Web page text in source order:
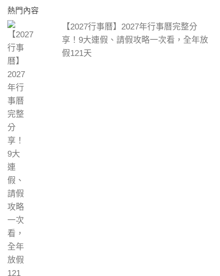
熱門內容
【2027行事曆】2027年行事曆完整分
享！9大連假、請假攻略一次看，全年放
假121天